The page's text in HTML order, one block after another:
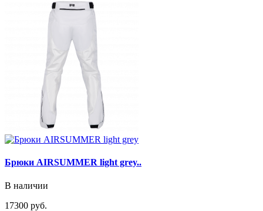
Брюки AIRSUMMER light grey..
В наличии
17300 руб.